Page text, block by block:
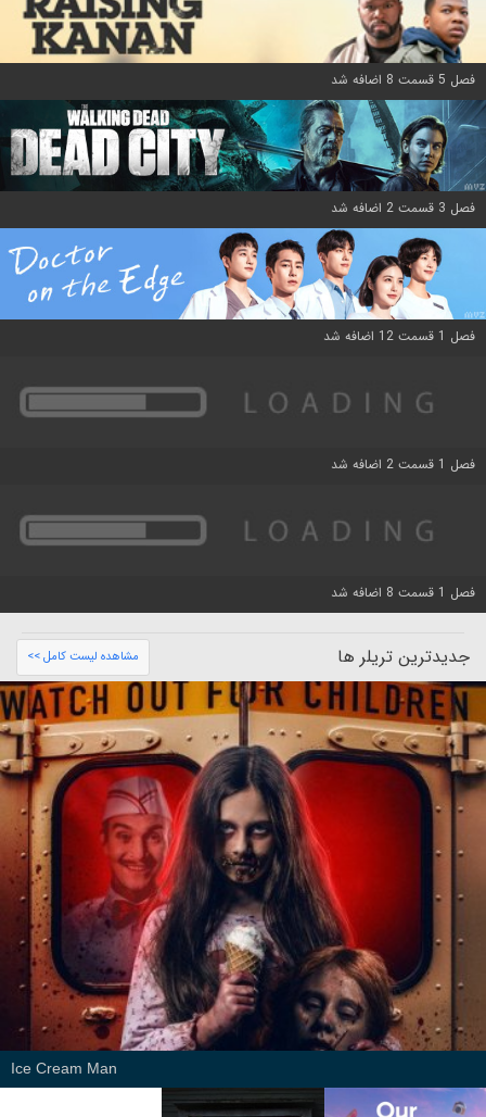
فصل 5 قسمت 8 اضافه شد
فصل 3 قسمت 2 اضافه شد
فصل 1 قسمت 12 اضافه شد
فصل 1 قسمت 2 اضافه شد
فصل 1 قسمت 8 اضافه شد
جدیدترین تریلر ها مشاهده لیست کامل >>
Ice Cream Man